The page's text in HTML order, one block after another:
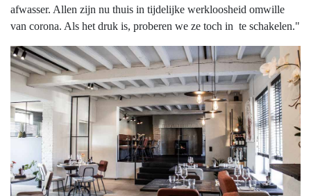
afwasser. Allen zijn nu thuis in tijdelijke werkloosheid omwille
van corona. Als het druk is, proberen we ze toch in te schakelen."